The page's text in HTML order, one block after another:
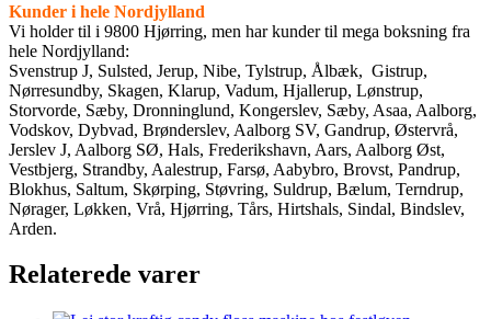
Kunder i hele Nordjylland
Vi holder til i 9800 Hjørring, men har kunder til mega boksning fra
hele Nordjylland:
Svenstrup J, Sulsted, Jerup, Nibe, Tylstrup, Ålbæk, Gistrup,
Nørresundby, Skagen, Klarup, Vadum, Hjallerup, Lønstrup,
Storvorde, Sæby, Dronninglund, Kongerslev, Sæby, Asaa, Aalborg,
Vodskov, Dybvad, Brønderslev, Aalborg SV, Gandrup, Østervrå,
Jerslev J, Aalborg SØ, Hals, Frederikshavn, Aars, Aalborg Øst,
Vestbjerg, Strandby, Aalestrup, Farsø, Aabybro, Brovst, Pandrup,
Blokhus, Saltum, Skørping, Støvring, Suldrup, Bælum, Terndrup,
Nørager, Løkken, Vrå, Hjørring, Tårs, Hirtshals, Sindal, Bindslev,
Arden.
Relaterede varer